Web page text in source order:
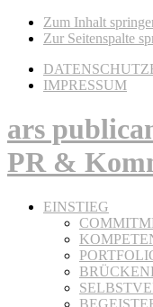
Zum Inhalt
Zur Seitenspalte
IMPRESSUM
ars
PR &
EINSTIEG